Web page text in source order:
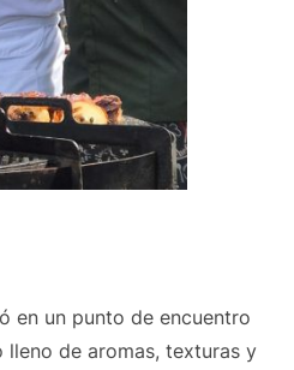
en un punto de encuentro
de aromas, texturas y